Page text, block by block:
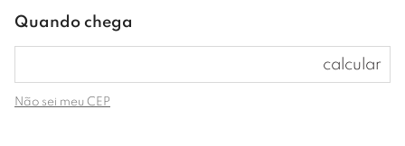
Não sei meu CEP